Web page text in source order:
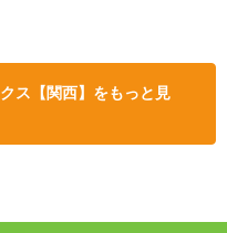
ス【関西】をもっと見